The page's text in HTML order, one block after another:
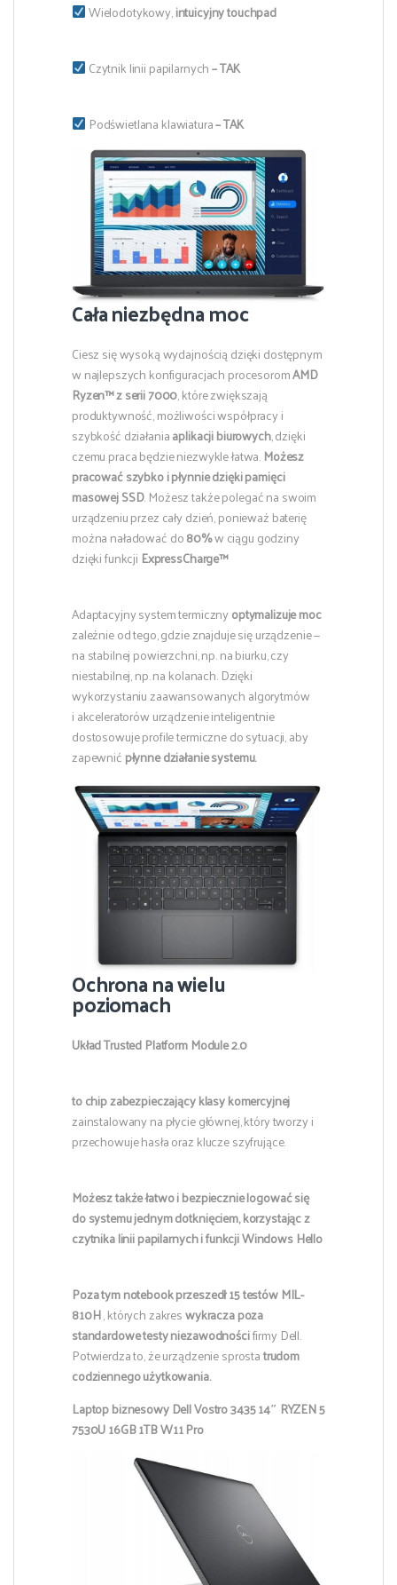
Wielodotykowy,intuicyjny touchpad
Czytnik linii papilarnych– TAK
Podświetlana klawiatura– TAK
Cała niezbędna moc
Ciesz się wysoką wydajnością dzięki dostępnym
w najlepszych konfiguracjach procesoromAMD
Ryzen™ z serii 7000, które zwiększają
produktywność, możliwości współpracy i
szybkość działaniaaplikacji biurowych, dzięki
czemu praca będzie niezwykle łatwa. Możesz
pracować szybko i płynnie dzięki pamięci
masowej SSD. Możesz także polegać na swoim
urządzeniu przez cały dzień, ponieważ baterię
można naładować do80%w ciągu godziny
dzięki funkcji ExpressCharge™
Adaptacyjny system termicznyoptymalizuje moc
zależnie od tego, gdzie znajduje się urządzenie —
na stabilnej powierzchni, np. na biurku, czy
niestabilnej, np. na kolanach. Dzięki
wykorzystaniu zaawansowanych algorytmów
i akceleratorów urządzenie inteligentnie
dostosowuje profile termiczne do sytuacji, aby
zapewnić płynne działanie systemu.
Ochrona na wielu
poziomach
Układ Trusted Platform Module 2.0
to chip zabezpieczający klasy komercyjnej
zainstalowany na płycie głównej, który tworzy i
przechowuje hasła oraz klucze szyfrujące.
Możesz także łatwo i bezpiecznie logować się
do systemu jednym dotknięciem, korzystając z
czytnika linii papilarnych i funkcji Windows Hello
Poza tym notebook przeszedł 15 testów MIL-
810H, których zakreswykracza poza
standardowe testy niezawodnościfirmy Dell.
Potwierdza to, że urządzenie sprostatrudom
codziennego użytkowania.
Laptop biznesowy Dell Vostro 3435 14″ RYZEN 5
7530U 16GB 1TB W11 Pro